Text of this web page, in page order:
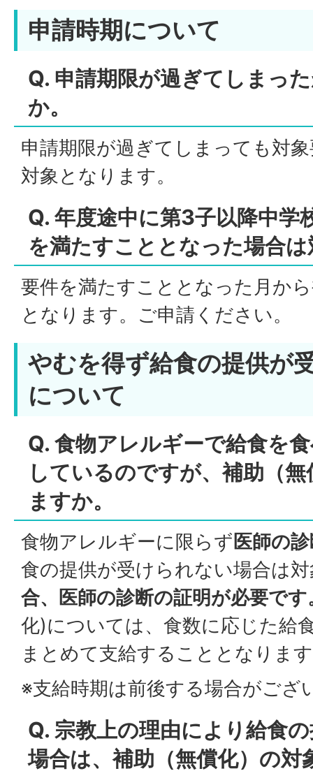
申請時期について
Q. 申請期限が過ぎてしまっ
か。
申請期限が過ぎてしまっても対
対象となります。
Q. 年度途中に第3子以降中学
を満たすこととなった場合
要件を満たすこととなった月か
となります。ご申請ください。
やむを得ず給食の提供が
について
Q. 食物アレルギーで給食を
しているのですが、補助（
ますか。
食物アレルギーに限らず医師の
食の提供が受けられない場合は
合、医師の診断の証明が必要です
化)については、食数に応じた給
まとめて支給することとなりま
※支給時期は前後する場合がござ
Q. 宗教上の理由により給食
場合は、補助（無償化）の対